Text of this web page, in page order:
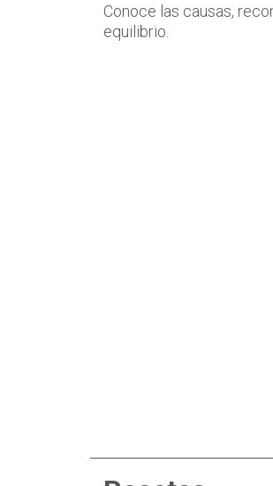
Conoce las causas,
equilibrio.